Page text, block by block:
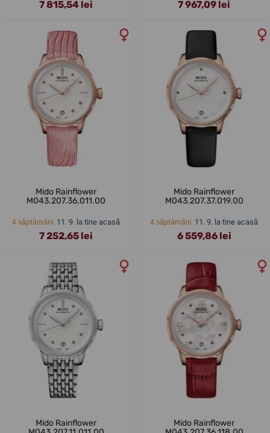
7 815,54 lei 7 967,09 lei
Mido Rainflower
M043.207.36.011.00
4 săptămâni 11. 9. la tine acasă
7 252,65 lei
Mido Rainflower
M043.207.37.019.00
4 săptămâni 11. 9. la tine acasă
6 559,86 lei
Mido Rainflower
Mido Rainflower